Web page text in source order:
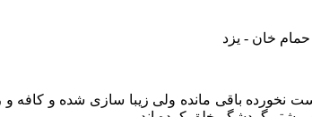
باقی مانده ولی زیبا سازی شده و کافه و